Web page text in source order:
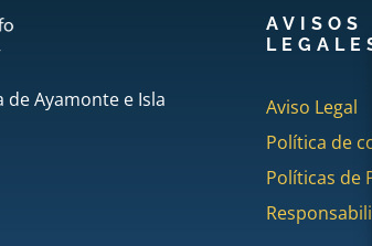
Ayamonte e Isla
AVISOS
Aviso Legal
Política de
Políticas de